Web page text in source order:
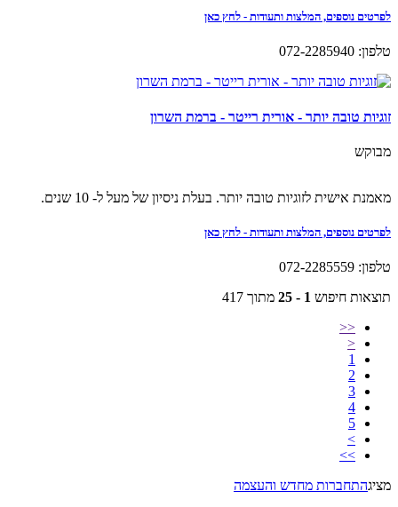
לפרטים נוספים, המלצות ותעודות - לחץ כאן
טלפון: 072-2285940
זוגיות טובה יותר - אורית רייטר - ברמת השרון
מבוקש
מאמנת אישית לזוגיות טובה יותר. בעלת ניסיון של מעל ל- 10 שנים.
לפרטים נוספים, המלצות ותעודות - לחץ כאן
טלפון: 072-2285559
תוצאות חיפוש 1 - 25
מתוך 417
<<
<
1
2
3
4
5
>
>>
מציגהתחברות מחדש והעצמה